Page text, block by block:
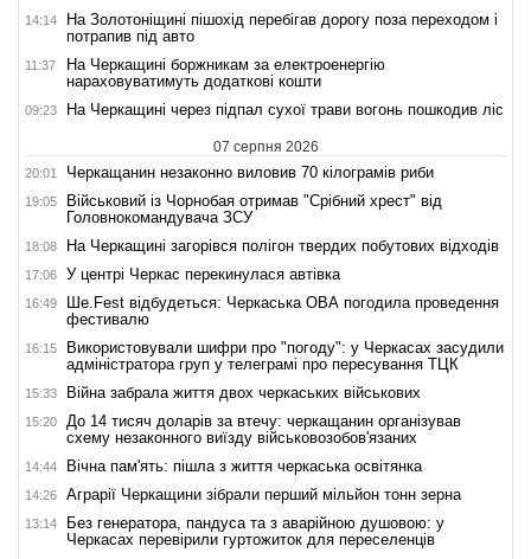
14:14
На Золотоніщині пішохід перебігав дорогу поза переходом і
потрапив під авто
11:37
На Черкащині боржникам за електроенергію
нараховуватимуть додаткові кошти
09:23 На Черкащині через підпал сухої трави вогонь пошкодив ліс
07 серпня 2026
20:01 Черкащанин незаконно виловив 70 кілограмів риби
19:05
Військовий із Чорнобая отримав "Срібний хрест" від
Головнокомандувача ЗСУ
18:08 На Черкащині загорівся полігон твердих побутових відходів
17:06 У центрі Черкас перекинулася автівка
16:49
Ше.Fest відбудеться: Черкаська ОВА погодила проведення
фестивалю
16:15
Використовували шифри про "погоду": у Черкасах засудили
адміністратора груп у телеграмі про пересування ТЦК
15:33 Війна забрала життя двох черкаських військових
15:20
До 14 тисяч доларів за втечу: черкащанин організував
схему незаконного виїзду військовозобов'язаних
14:44 Вічна пам'ять: пішла з життя черкаська освітянка
14:26 Аграрії Черкащини зібрали перший мільйон тонн зерна
13:14
Без генератора, пандуса та з аварійною душовою: у
Черкасах перевірили гуртожиток для переселенців